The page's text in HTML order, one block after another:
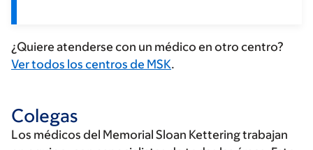
¿Quiere atenderse con un médico en otro centro?
Ver todos los centros de MSK.
Colegas
Los médicos del Memorial Sloan Kettering trabajan